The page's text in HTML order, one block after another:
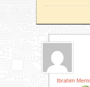
Ibrahim